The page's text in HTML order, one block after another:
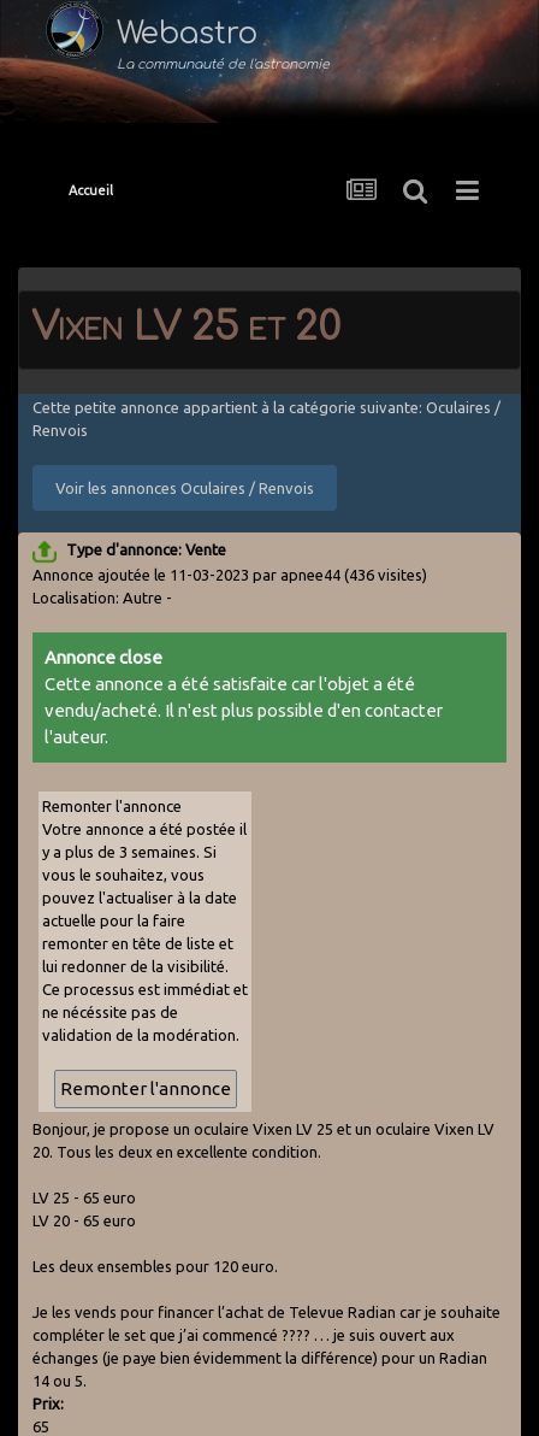
Webastro
La communauté de l'astronomie
Accueil
Vixen LV 25 et 20
Cette petite annonce appartient à la catégorie suivante: Oculaires /
Renvois
Voir les annonces Oculaires / Renvois
Type d'annonce: Vente
Annonce ajoutée le 11-03-2023 par apnee44 (436 visites)
Localisation: Autre -
Annonce close
Cette annonce a été satisfaite car l'objet a été
vendu/acheté. Il n'est plus possible d'en contacter
l'auteur.
Remonter l'annonce
Votre annonce a été postée il
y a plus de 3 semaines. Si
vous le souhaitez, vous
pouvez l'actualiser à la date
actuelle pour la faire
remonter en tête de liste et
lui redonner de la visibilité.
Ce processus est immédiat et
ne nécéssite pas de
validation de la modération.
Bonjour, je propose un oculaire Vixen LV 25 et un oculaire Vixen LV
20. Tous les deux en excellente condition.
LV 25 - 65 euro
LV 20 - 65 euro
Les deux ensembles pour 120 euro.
Je les vends pour financer l’achat de Televue Radian car je souhaite
compléter le set que j’ai commencé ???? … je suis ouvert aux
échanges (je paye bien évidemment la différence) pour un Radian
14 ou 5.
Prix:
65